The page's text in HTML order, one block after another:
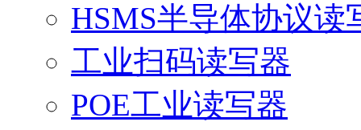
HSMS半导体协议读
工业扫码读写器
POE工业读写器